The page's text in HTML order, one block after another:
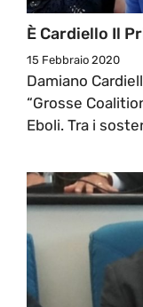
È Cardiello Il
15 Febbraio 2020
Damiano
“Grosse
Eboli. Tra i